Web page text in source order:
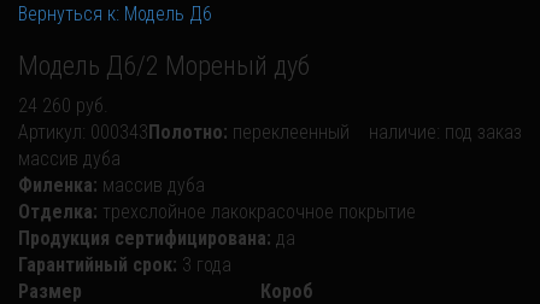
Вернуться к: Модель Д6
Модель Д6/2 Мореный дуб
24 260 руб.
наличие: под заказ
Артикул: 000343Полотно: переклеенный
массив дуба
Филенка: массив дуба
Отделка: трехслойное лакокрасочное покрытие
Продукция сертифицирована: да
Гарантийный срок: 3 года
Размер
Короб